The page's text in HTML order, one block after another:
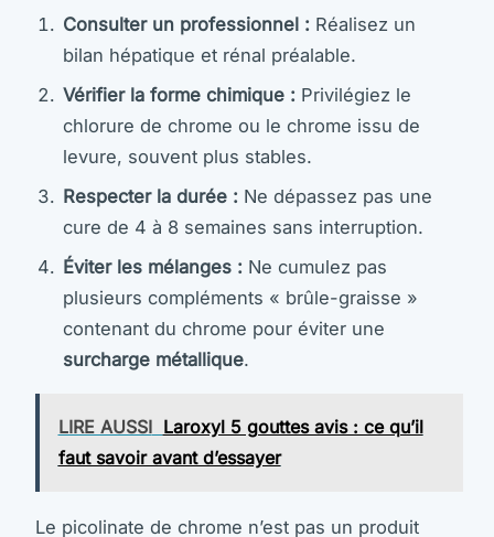
Consulter un professionnel : Réalisez un
bilan hépatique et rénal préalable.
Vérifier la forme chimique : Privilégiez le
chlorure de chrome ou le chrome issu de
levure, souvent plus stables.
Respecter la durée : Ne dépassez pas une
cure de 4 à 8 semaines sans interruption.
Éviter les mélanges : Ne cumulez pas
plusieurs compléments « brûle-graisse »
contenant du chrome pour éviter une
surcharge métallique.
LIRE AUSSI Laroxyl 5 gouttes avis : ce qu’il
faut savoir avant d’essayer
Le picolinate de chrome n’est pas un produit